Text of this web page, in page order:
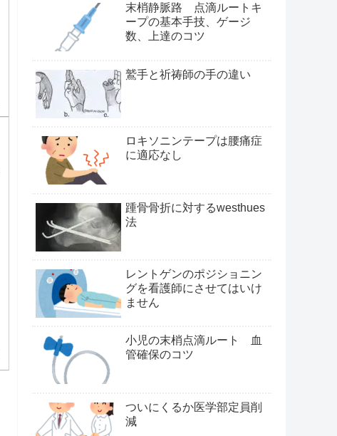
末梢静脈路 点滴ルートキ
ープの基本手技、ゲージ
数、上達のコツ
鷲手と祈祷師の手の違い
ロキソニンテープは腰痛症
に適応なし
踵骨骨折に対するwesthues
法
レントゲンのポジショニン
グを看護師にさせてはいけ
ません
小児の末梢点滴ルート 血
管確保のコツ
ついにくるか医学部定員削
減